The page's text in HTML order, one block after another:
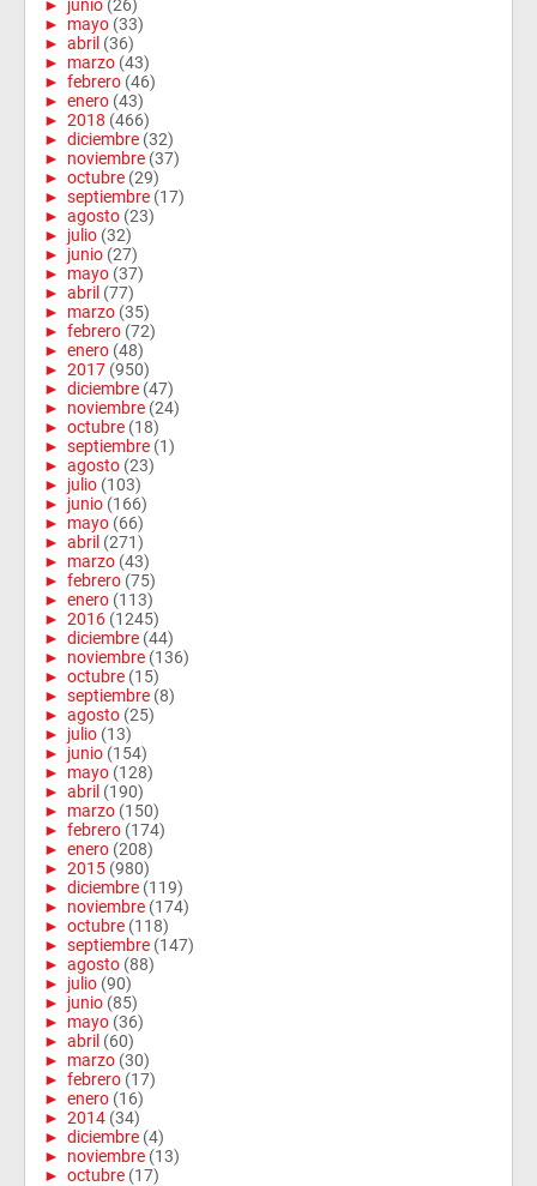
► junio (26)
► mayo (33)
► abril (36)
► marzo (43)
► febrero (46)
► enero (43)
► 2018 (466)
► diciembre (32)
► noviembre (37)
► octubre (29)
► septiembre (17)
► agosto (23)
► julio (32)
► junio (27)
► mayo (37)
► abril (77)
► marzo (35)
► febrero (72)
► enero (48)
► 2017 (950)
► diciembre (47)
► noviembre (24)
► octubre (18)
► septiembre (1)
► agosto (23)
► julio (103)
► junio (166)
► mayo (66)
► abril (271)
► marzo (43)
► febrero (75)
► enero (113)
► 2016 (1245)
► diciembre (44)
► noviembre (136)
► octubre (15)
► septiembre (8)
► agosto (25)
► julio (13)
► junio (154)
► mayo (128)
► abril (190)
► marzo (150)
► febrero (174)
► enero (208)
► 2015 (980)
► diciembre (119)
► noviembre (174)
► octubre (118)
► septiembre (147)
► agosto (88)
► julio (90)
► junio (85)
► mayo (36)
► abril (60)
► marzo (30)
► febrero (17)
► enero (16)
► 2014 (34)
► diciembre (4)
► noviembre (13)
► octubre (17)